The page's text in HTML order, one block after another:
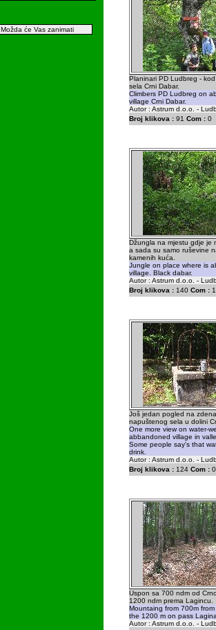
Možda će Vas zanimati
Planinari PD Ludbreg -
sela Crni Dabar.
Climbers PD Ludbreg on
village Crni Dabar.
Autor : Astrum d.o.o. -
Broj klikova : 91 Com : 0
Džungla na mjestu gdje je
a sada su samo ruševine
kamenih kuća.
Jungle on place where is
village. Black dabar.
Autor : Astrum d.o.o. -
Broj klikova : 140 Com : 1
Još jedan pogled na
napuštenog sela u dolini
One more view on water-
abbandoned village in
Some people say's that
drink.
Autor : Astrum d.o.o. -
Broj klikova : 124 Com : 0
Uspon sa 700 ndm od
1200 ndm prema Lagincu.
Mountaing from 700m
the 1200 m on pass
Autor : Astrum d.o.o. -